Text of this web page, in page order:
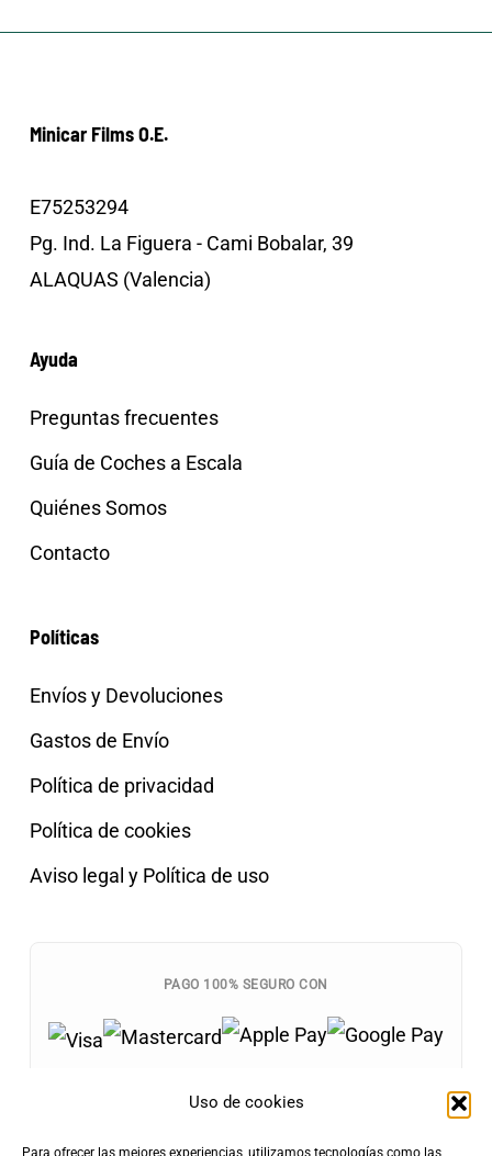
Uso de cookies
Para ofrecer las mejores experiencias, utilizamos tecnologías como las
Minicar Films O.E.
E75253294
Pg. Ind. La Figuera - Cami Bobalar, 39
ALAQUAS (Valencia)
Ayuda
Preguntas frecuentes
Guía de Coches a Escala
Quiénes Somos
Contacto
Políticas
Envíos y Devoluciones
Gastos de Envío
Política de privacidad
Política de cookies
Aviso legal y Política de uso
PAGO 100% SEGURO CON